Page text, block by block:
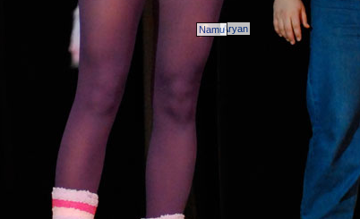
Aryan
Namu